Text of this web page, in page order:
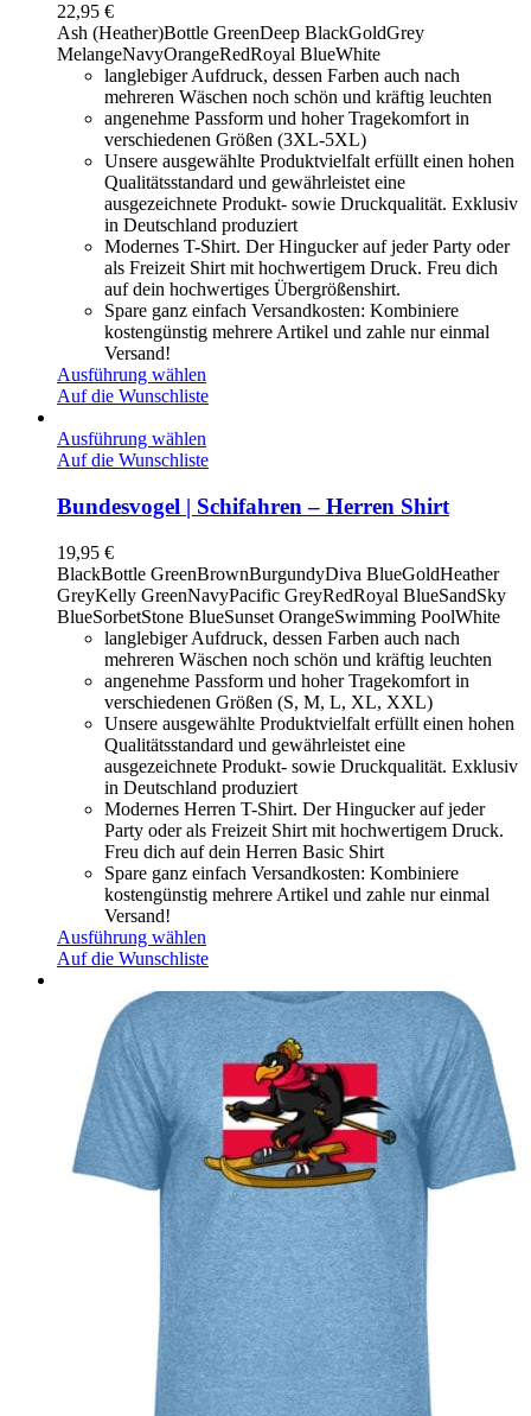
22,95 €
Ash (Heather)Bottle GreenDeep BlackGoldGrey
MelangeNavyOrangeRedRoyal BlueWhite
langlebiger Aufdruck, dessen Farben auch nach
mehreren Wäschen noch schön und kräftig leuchten
angenehme Passform und hoher Tragekomfort in
verschiedenen Größen (3XL-5XL)
Unsere ausgewählte Produktvielfalt erfüllt einen hohen
Qualitätsstandard und gewährleistet eine
ausgezeichnete Produkt- sowie Druckqualität. Exklusiv
in Deutschland produziert
Modernes T-Shirt. Der Hingucker auf jeder Party oder
als Freizeit Shirt mit hochwertigem Druck. Freu dich
auf dein hochwertiges Übergrößenshirt.
Spare ganz einfach Versandkosten: Kombiniere
kostengünstig mehrere Artikel und zahle nur einmal
Versand!
Ausführung wählen
Auf die Wunschliste
Ausführung wählen
Auf die Wunschliste
Bundesvogel | Schifahren – Herren Shirt
19,95 €
BlackBottle GreenBrownBurgundyDiva BlueGoldHeather
GreyKelly GreenNavyPacific GreyRedRoyal BlueSandSky
BlueSorbetStone BlueSunset OrangeSwimming PoolWhite
langlebiger Aufdruck, dessen Farben auch nach
mehreren Wäschen noch schön und kräftig leuchten
angenehme Passform und hoher Tragekomfort in
verschiedenen Größen (S, M, L, XL, XXL)
Unsere ausgewählte Produktvielfalt erfüllt einen hohen
Qualitätsstandard und gewährleistet eine
ausgezeichnete Produkt- sowie Druckqualität. Exklusiv
in Deutschland produziert
Modernes Herren T-Shirt. Der Hingucker auf jeder
Party oder als Freizeit Shirt mit hochwertigem Druck.
Freu dich auf dein Herren Basic Shirt
Spare ganz einfach Versandkosten: Kombiniere
kostengünstig mehrere Artikel und zahle nur einmal
Versand!
Ausführung wählen
Auf die Wunschliste